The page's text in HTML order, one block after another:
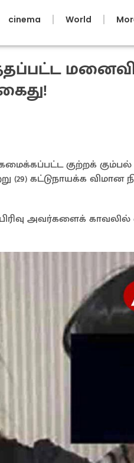
cinema World
குற்றக்
(29) கட்டுநாயக்க
அவர்களைக் காவலில்